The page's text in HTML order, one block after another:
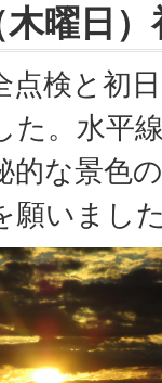
木曜日
点検と初
た。水平
的な景色
いました